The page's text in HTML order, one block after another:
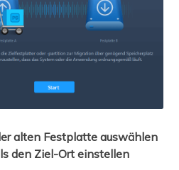
alten Festplatte auswählen
den Ziel-Ort einstellen